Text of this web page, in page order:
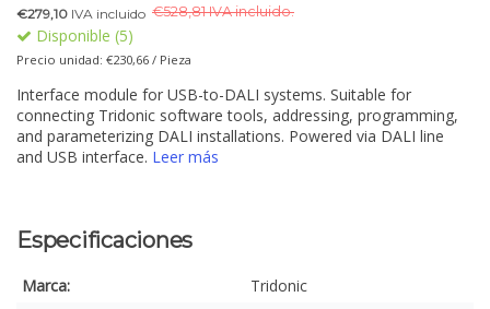
€279,10 IVA incluido €528,81 IVA incluido.
Disponible (5)
Precio unidad: €230,66 / Pieza
Interface module for USB-to-DALI systems. Suitable for
connecting Tridonic software tools, addressing, programming,
and parameterizing DALI installations. Powered via DALI line
and USB interface. Leer más
Especificaciones
Marca:
Tridonic